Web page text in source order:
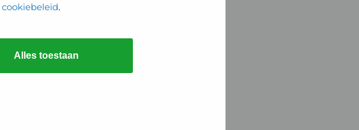
cookiebeleid.
Alles toestaan